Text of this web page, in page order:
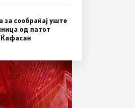
за сообраќај уште
од патот